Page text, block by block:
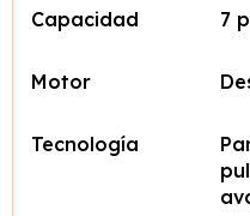
Capacidad 7
Motor
Tecnología